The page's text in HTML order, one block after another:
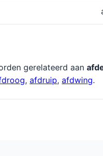
gerelateerd aan
, afdruip, afdwing.